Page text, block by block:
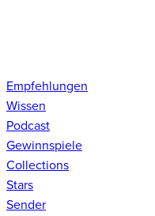
Empfehlungen
Wissen
Podcast
Gewinnspiele
Collections
Stars
Sender